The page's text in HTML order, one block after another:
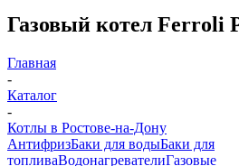
Газовый котел Ferroli
Главная
-
Каталог
-
Котлы в Ростове-на-Дону
АнтифризБаки для водыБаки для
топливаВодонагревателиГазовые